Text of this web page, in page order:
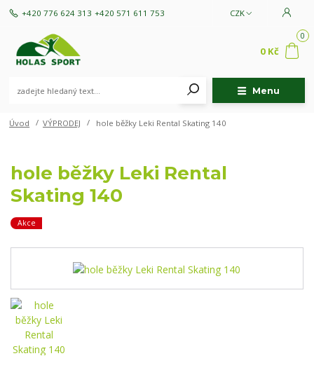
Menu
CZK
+420 776 624 313 +420 571 611 753
0
0 Kč
Úvod VÝPRODEJ hole běžky Leki Rental Skating 140
hole běžky Leki Rental
Skating 140
Akce